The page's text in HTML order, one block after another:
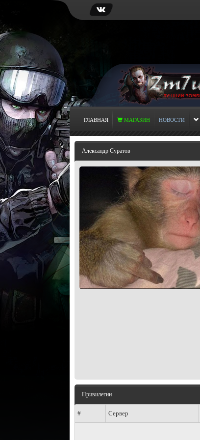
ГЛАВНАЯ МАГАЗИН НОВОСТИ
Александр Суратов
Привилегии
# Сервер